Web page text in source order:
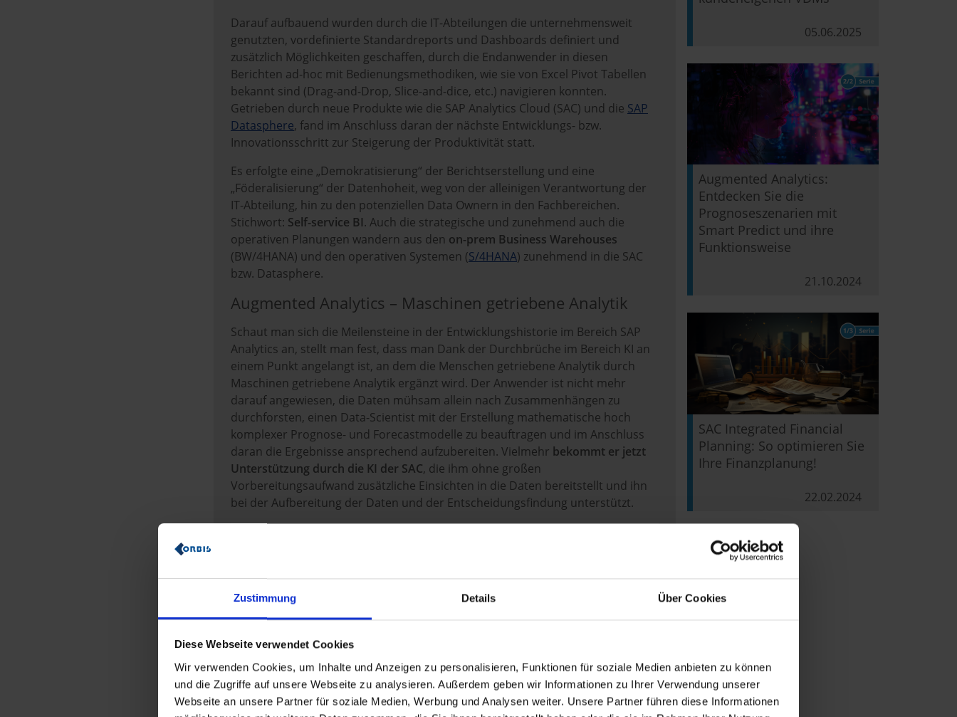
Zustimmung Details Über Cookies
Diese Webseite verwendet Cookies
Wir verwenden Cookies, um Inhalte und Anzeigen zu personalisieren, Funktionen für soziale Medien anbieten zu können
und die Zugriffe auf unsere Webseite zu analysieren. Außerdem geben wir Informationen zu Ihrer Verwendung unserer
Webseite an unsere Partner für soziale Medien, Werbung und Analysen weiter. Unsere Partner führen diese Informationen
Darauf aufbauend wurden durch die IT-Abteilungen die unternehmensweit
genutzten, vordefinierte Standardreports und Dashboards definiert und
zusätzlich Möglichkeiten geschaffen, durch die Endanwender in diesen
Berichten ad-hoc mit Bedienungsmethodiken, wie sie von Excel Pivot Tabellen
bekannt sind (Drag-and-Drop, Slice-and-dice, etc.) navigieren konnten.
Getrieben durch neue Produkte wie die SAP Analytics Cloud (SAC) und die SAP
Datasphere, fand im Anschluss daran der nächste Entwicklungs- bzw.
Innovationsschritt zur Steigerung der Produktivität statt.
Es erfolgte eine „Demokratisierung“ der Berichtserstellung und eine
„Föderalisierung“ der Datenhoheit, weg von der alleinigen Verantwortung der
IT-Abteilung, hin zu den potenziellen Data Ownern in den Fachbereichen.
Stichwort: Self-service BI. Auch die strategische und zunehmend auch die
operativen Planungen wandern aus den on-prem Business Warehouses
(BW/4HANA) und den operativen Systemen (S/4HANA) zunehmend in die SAC
bzw. Datasphere.
Augmented Analytics – Maschinen getriebene Analytik
Schaut man sich die Meilensteine in der Entwicklungshistorie im Bereich SAP
Analytics an, stellt man fest, dass man Dank der Durchbrüche im Bereich KI an
einem Punkt angelangt ist, an dem die Menschen getriebene Analytik durch
Maschinen getriebene Analytik ergänzt wird. Der Anwender ist nicht mehr
darauf angewiesen, die Daten mühsam allein nach Zusammenhängen zu
durchforsten, einen Data-Scientist mit der Erstellung mathematische hoch
komplexer Prognose- und Forecastmodelle zu beauftragen und im Anschluss
daran die Ergebnisse ansprechend aufzubereiten. Vielmehr bekommt er jetzt
Unterstützung durch die KI der SAC, die ihm ohne großen
Vorbereitungsaufwand zusätzliche Einsichten in die Daten bereitstellt und ihn
bei der Aufbereitung der Daten und der Entscheidungsfindung unterstützt.
05.06.2025
Augmented Analytics:
Entdecken Sie die
Prognoseszenarien mit
Smart Predict und ihre
Funktionsweise
21.10.2024
SAC Integrated Financial
Planning: So optimieren Sie
Ihre Finanzplanung!
22.02.2024